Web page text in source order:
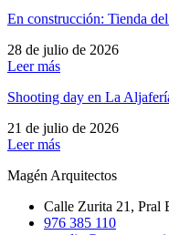
En construcción: Tienda
28 de julio de 2026
Leer más
Shooting day en La
21 de julio de 2026
Leer más
Magén Arquitectos
Calle Zurita 21, Pral
976 385 110